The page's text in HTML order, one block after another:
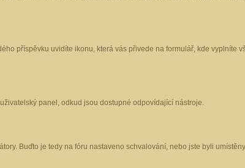
příspěvku uvidíte ikonu, která vás přivede na formulář, kde vyplníte
panel, odkud jsou dostupné odpovídající nástroje.
Buďto je tedy na fóru nastaveno schvalování, nebo jste byli